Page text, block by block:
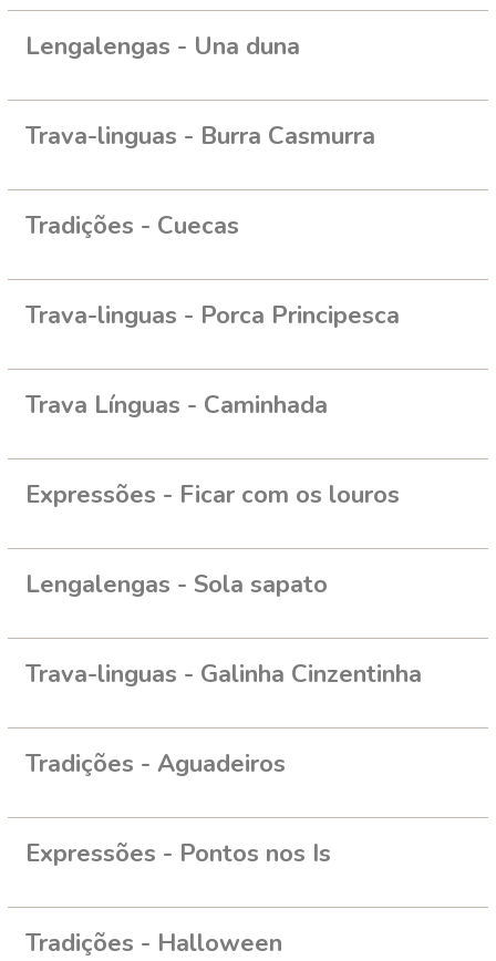
Lengalengas - Una duna
Trava-linguas - Burra Casmurra
Tradições - Cuecas
Trava-linguas - Porca Principesca
Trava Línguas - Caminhada
Expressões - Ficar com os louros
Lengalengas - Sola sapato
Trava-linguas - Galinha Cinzentinha
Tradições - Aguadeiros
Expressões - Pontos nos Is
Tradições - Halloween